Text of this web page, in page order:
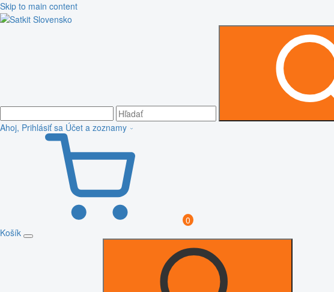
Skip to main content
Ahoj, Prihlásiť sa Účet a zoznamy
0
Košík